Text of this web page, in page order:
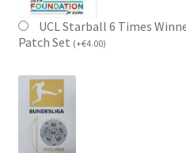
UCL Starball 6 Times
Patch Set (+€4.00)